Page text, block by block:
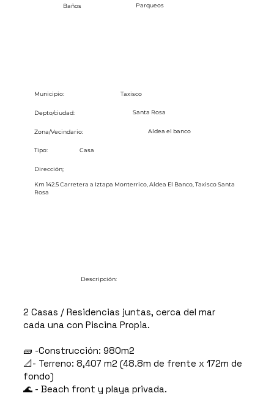
Baños Parqueos
Municipio: Taxisco
Depto/ciudad: Santa Rosa
Zona/Vecindario: Aldea el banco
Tipo: Casa
Dirección;
Km 142.5 Carretera a Iztapa Monterrico, Aldea El Banco, Taxisco Santa
Rosa
Descripción:
2 Casas / Residencias juntas, cerca del mar
cada una con Piscina Propia.
🧱 -Construcción: 980m2
📐- Terreno: 8,407 m2 (48.8m de frente x 172m de
fondo)
🌊 - Beach front y playa privada.